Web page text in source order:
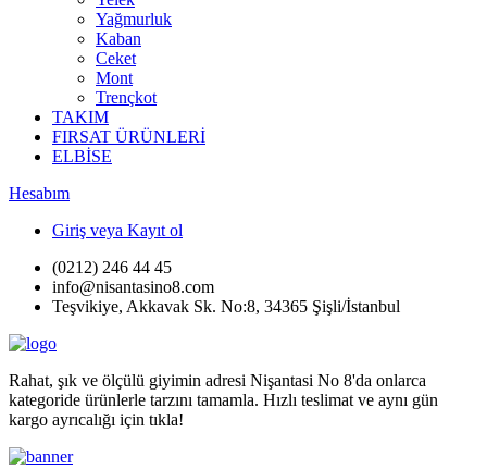
Yağmurluk
Kaban
Ceket
Mont
Trençkot
TAKIM
FIRSAT ÜRÜNLERİ
ELBİSE
Hesabım
Giriş veya Kayıt ol
(0212) 246 44 45
info@nisantasino8.com
Teşvikiye, Akkavak Sk. No:8, 34365 Şişli/İstanbul
Rahat, şık ve ölçülü giyimin adresi Nişantasi No 8'da onlarca
kategoride ürünlerle tarzını tamamla. Hızlı teslimat ve aynı gün
kargo ayrıcalığı için tıkla!